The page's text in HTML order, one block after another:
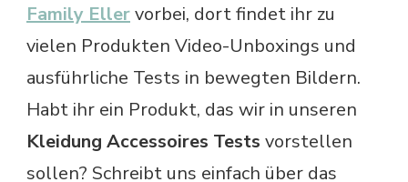
Family Ellervorbei, dort findet ihr zu
vielen Produkten Video-Unboxings und
ausführliche Tests in bewegten Bildern.
Habt ihr ein Produkt, das wir in unseren
Kleidung Accessoires Tests vorstellen
sollen? Schreibt uns einfach über das